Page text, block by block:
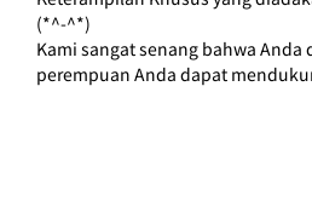
(*^-^*)
Kami sangat senang bahwa Anda
perempuan Anda dapat